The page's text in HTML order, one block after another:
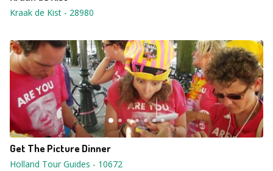
Kraak de Kist - 28980
Get The Picture Dinner
Holland Tour Guides - 10672